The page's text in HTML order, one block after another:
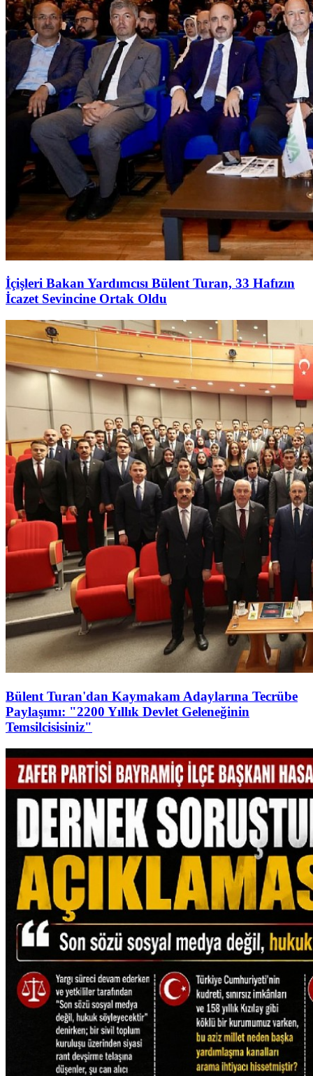
İçişleri Bakan Yardımcısı Bülent Turan, 33 Hafızın
İcazet Sevincine Ortak Oldu
Bülent Turan'dan Kaymakam Adaylarına Tecrübe
Paylaşımı: "2200 Yıllık Devlet Geleneğinin
Temsilcisisiniz"